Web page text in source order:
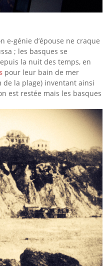
e-génie d’épouse ne craque
; les basques se
la nuit des temps, en
pour leur bain de mer
de la plage) inventant ainsi
est restée mais les basques